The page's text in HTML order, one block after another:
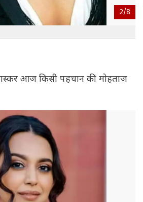
2/8
आज किसी पहचान की मोहताज